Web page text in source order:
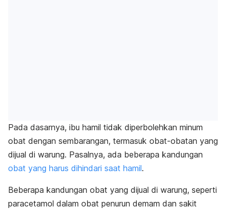
Pada dasarnya, ibu hamil tidak diperbolehkan minum
obat dengan sembarangan, termasuk obat-obatan yang
dijual di warung. Pasalnya, ada beberapa kandungan
obat yang harus dihindari saat hamil.
Beberapa kandungan obat yang dijual di warung, seperti
paracetamol dalam obat penurun demam dan sakit